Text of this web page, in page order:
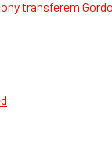
transferem